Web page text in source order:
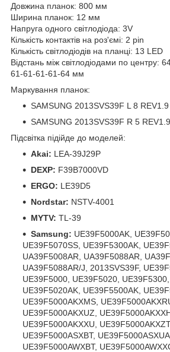
Довжина планок: 800 мм
Ширина планок: 12 мм
Напруга одного світлодіода: 3V
Кількість контактів на роз'ємі: 2 pin
Кількість світлодіодів на планці: 13 LED
Відстань між світлодіодами по центру:
61-61-61-61-64 мм
Маркування планок:
SAMSUNG 2013SVS39F L 8
SAMSUNG 2013SVS39F R 5
Підсвітка підійде до моделей:
Akai: LEA-39J29P
DEXP: F39B7000VD
ERGO: LE39D5
Nordstar: NSTV-4001
MYTV: TL-39
Samsung: UE39F5000AK,
UE39F5070SS, UE39F5300AK,
UA39F5008AR, UA39F5088AR,
UA39F5088AR/J, 2013SVS39F,
UE39F5000, UE39F5020,
UE39F5020AK, UE39F5500AK,
UE39F5000AKXMS,
UE39F5000AKXUZ,
UE39F5000AKXXU,
UE39F5000ASXBT, UE39F5000ASXUA,
UE39F5000AWXBT,